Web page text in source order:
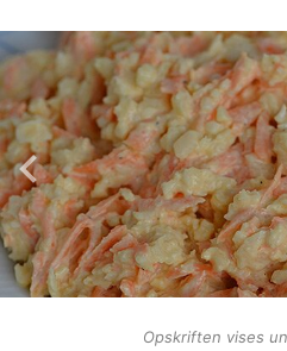
Opskriften vises